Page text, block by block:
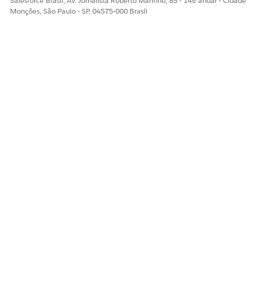
Monções, São Paulo - SP, 04575-000 Brasil